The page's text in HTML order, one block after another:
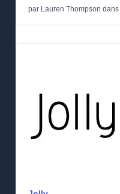
par Lauren Thompson dans